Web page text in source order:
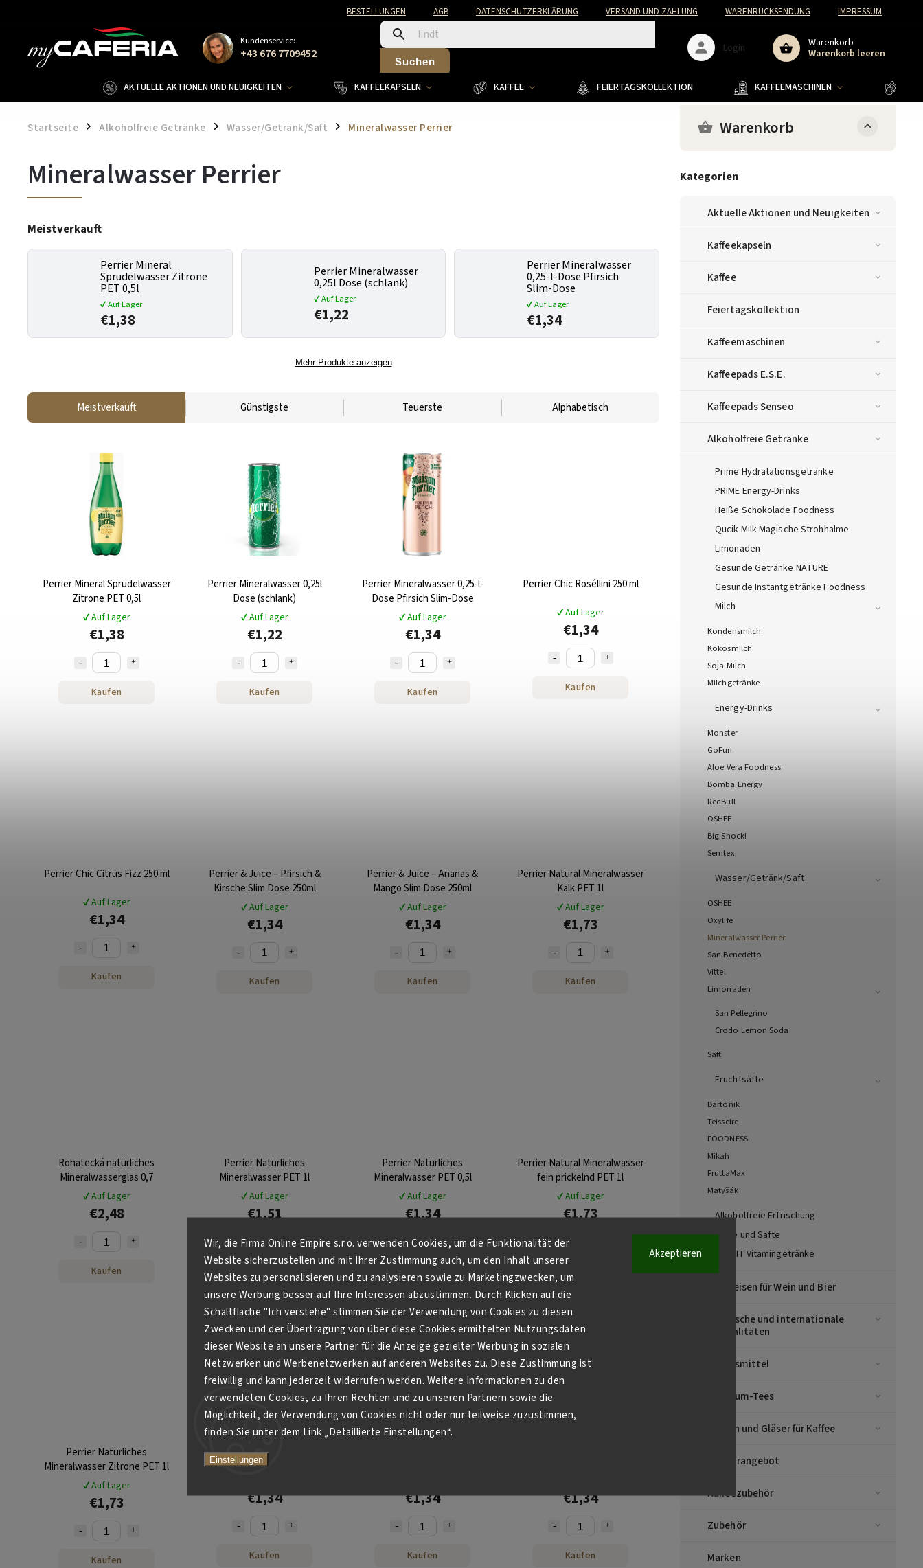
Wir, die Firma Online Empire s.r.o. verwenden Cookies, um die Funktionalität der
Website sicherzustellen und mit Ihrer Zustimmung auch, um den Inhalt unserer
Websites zu personalisieren und zu analysieren sowie zu Marketingzwecken, um
unsere Werbung besser auf Ihre Interessen abzustimmen. Durch Klicken auf die
Schaltfläche "Ich verstehe" stimmen Sie der Verwendung von Cookies zu diesen
Zwecken und der Übertragung von über diese Cookies ermittelten Nutzungsdaten
dieser Website an unsere Partner für die Anzeige gezielter Werbung in sozialen
Netzwerken und Werbenetzwerken auf anderen Websites zu. Diese Zustimmung ist
freiwillig und kann jederzeit widerrufen werden. Weitere Informationen zu den
verwendeten Cookies, zu Ihren Rechten und zu unseren Partnern sowie die
Möglichkeit, der Verwendung von Cookies nicht oder nur teilweise zuzustimmen,
finden Sie unter dem Link „Detaillierte Einstellungen“.
Einstellungen
Akzeptieren
BESTELLUNGEN AGB DATENSCHUTZERKLÄRUNG VERSAND UND ZAHLUNG WARENRÜCKSENDUNG IMPRESSUM
Kundenservice:
+43 676 7709452 Suchen
Warenkorb
Warenkorb leeren
Login
AKTUELLE AKTIONEN UND NEUIGKEITEN KAFFEEKAPSELN KAFFEE FEIERTAGSKOLLEKTION KAFFEEMASCHINEN
Startseite / Alkoholfreie Getränke / Wasser/Getränk/Saft / Mineralwasser Perrier Warenkorb
Kategorien
Aktuelle Aktionen und Neuigkeiten
Kaffeekapseln
Kaffee
Feiertagskollektion
Kaffeemaschinen
Kaffeepads E.S.E.
Kaffeepads Senseo
Alkoholfreie Getränke
Prime Hydratationsgetränke
PRIME Energy-Drinks
Heiße Schokolade Foodness
Qucik Milk Magische Strohhalme
Limonaden
Gesunde Getränke NATURE
Gesunde Instantgetränke Foodness
Milch
Kondensmilch
Kokosmilch
Soja Milch
Milchgetränke
Energy-Drinks
Monster
GoFun
Aloe Vera Foodness
Bomba Energy
RedBull
OSHEE
Big Shock!
Semtex
Wasser/Getränk/Saft
OSHEE
Oxylife
Mineralwasser Perrier
San Benedetto
Vittel
Limonaden
San Pellegrino
Crodo Lemon Soda
Saft
Fruchtsäfte
Bartonik
Teisseire
FOODNESS
Mikah
FruttaMax
Matyšák
Alkoholfreie Erfrischung
Säfte und Säfte
VIT-HIT Vitamingetränke
Vorspeisen für Wein und Bier
Asiatische und internationale
Spezialitäten
Lebensmittel
Premium-Tees
Tassen und Gläser für Kaffee
Sonderangebot
Kaffeezubehör
Zubehör
Marken
Mineralwasser Perrier
Meistverkauft
Perrier Mineral
Sprudelwasser Zitrone
PET 0,5l
✔ Auf Lager
€1,38
Perrier Mineralwasser
0,25l Dose (schlank)
✔ Auf Lager
€1,22
Perrier Mineralwasser
0,25-l-Dose Pfirsich
Slim-Dose
✔ Auf Lager
€1,34
Mehr Produkte anzeigen
Meistverkauft Günstigste Teuerste Alphabetisch
Perrier Mineral Sprudelwasser
Zitrone PET 0,5l
✔ Auf Lager
€1,38
Kaufen
Perrier Mineralwasser 0,25l
Dose (schlank)
✔ Auf Lager
€1,22
Kaufen
Perrier Mineralwasser 0,25-l-
Dose Pfirsich Slim-Dose
✔ Auf Lager
€1,34
Kaufen
Perrier Chic Roséllini 250 ml
✔ Auf Lager
€1,34
Kaufen
Perrier Chic Citrus Fizz 250 ml
✔ Auf Lager
€1,34
Kaufen
Perrier & Juice – Pfirsich &
Kirsche Slim Dose 250ml
✔ Auf Lager
€1,34
Kaufen
Perrier & Juice – Ananas &
Mango Slim Dose 250ml
✔ Auf Lager
€1,34
Kaufen
Perrier Natural Mineralwasser
Kalk PET 1l
✔ Auf Lager
€1,73
Kaufen
Rohatecká natürliches
Mineralwasserglas 0,7
✔ Auf Lager
€2,48
Kaufen
Perrier Natürliches
Mineralwasser PET 1l
✔ Auf Lager
€1,51
Perrier Natürliches
Mineralwasser PET 0,5l
✔ Auf Lager
€1,34
Perrier Natural Mineralwasser
fein prickelnd PET 1l
✔ Auf Lager
€1,73
Perrier Natürliches
Mineralwasser Zitrone PET 1l
✔ Auf Lager
€1,73
Kaufen
Perrier Chic Pina Beach 250 ml
€1,34
Kaufen
€1,34
Kaufen
€1,34
Kaufen